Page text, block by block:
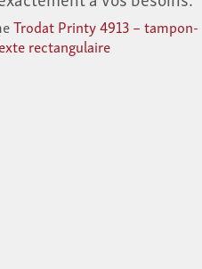
Trodat Printy 4913 – tampon-
rectangulaire